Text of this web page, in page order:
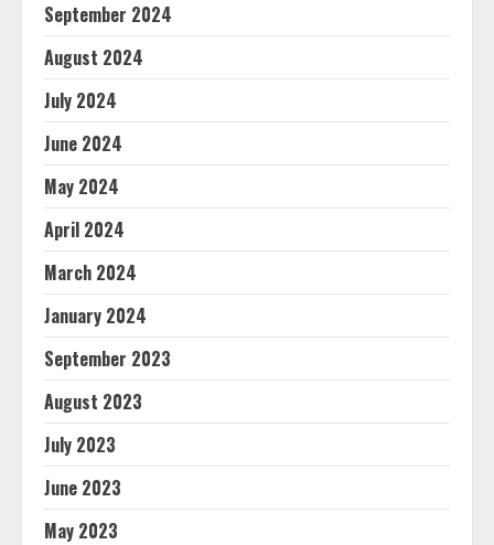
September 2024
August 2024
July 2024
June 2024
May 2024
April 2024
March 2024
January 2024
September 2023
August 2023
July 2023
June 2023
May 2023